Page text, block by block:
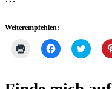
Weiterempfehlen:
Klicken
zum
neuem
Klick,
um
teilen
Klick,
um
teilen